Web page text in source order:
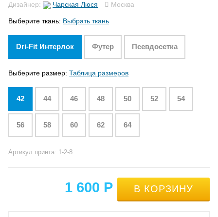
Дизайнер: Чарская Люся Москва
Выберите ткань: Выбрать ткань
Dri-Fit Интерлок Футер Псевдосетка
Выберите размер:Таблица размеров
42 44 46 48 50 52 54
56 58 60 62 64
Артикул принта: 1-2-8
1 600 Р